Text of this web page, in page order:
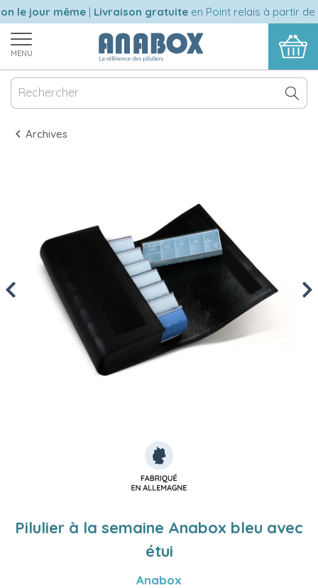
le jour même|Livraison gratuiteen Point relais à partir de
MENU
Archives
Previous
Pilulier à la semaine Anabox bleu avec
étui
Anabox